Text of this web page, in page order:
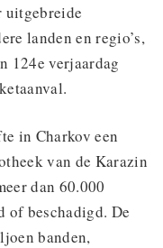
uitgebreide
landen en regio’s,
124e verjaardag
in Charkov een
van de Karazin
dan 60.000
of beschadigd. De
banden,